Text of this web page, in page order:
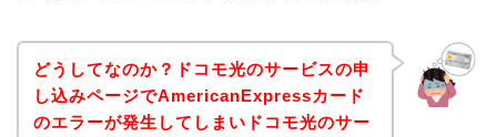
どうしてなのか？ドコモ光のサービスの申
し込みページでAmericanExpressカード
のエラーが発生してしまいドコモ光のサー